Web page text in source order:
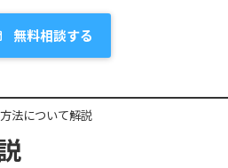
無料相談する
法について解説